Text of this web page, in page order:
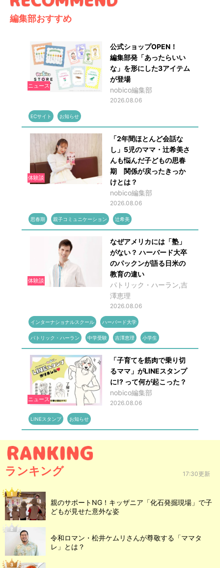
編集部おすすめ
ニュース
公式ショップOPEN！
編集部発「あったらいい
な」を形にした3アイテム
が登場
nobico編集部
2026.08.06
ECサイト お知らせ
体験談
「2年間ほとんど会話な
し」5児のママ・辻希美さ
んも悩んだ子どもの思春
期 関係が戻ったきっか
けとは？
nobico編集部
2026.08.06
思春期 親子コミュニケーション 辻希美
体験談
なぜアメリカには「塾」
がない？ ハーバード大卒
のパックンが語る日米の
教育の違い
パトリック・ハーラン,吉
澤恵理
2026.08.06
インターナショナルスクール ハーバード大学
パトリック・ハーラン 中学受験 吉澤恵理 小学生
ニュース
「子育てを筋肉で乗り切
るママ」がLINEスタンプ
に!? って何が起こった？
nobico編集部
2026.08.06
LINEスタンプ お知らせ
ランキング 17:30更新
親のサポートNG！キッザニア「化石発掘現場」で子
どもが見せた意外な姿
令和ロマン・松井ケムリさんが尊敬する「ママタ
レ」とは？